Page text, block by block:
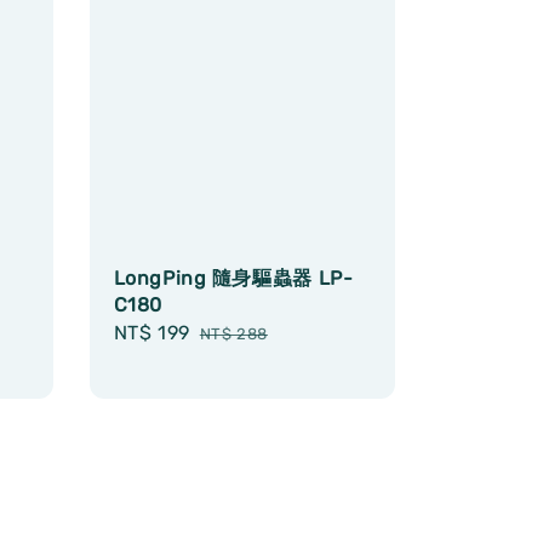
LongPing 隨身驅蟲器 LP-
C180
Sale
NT$ 199 Regular
NT$ 288